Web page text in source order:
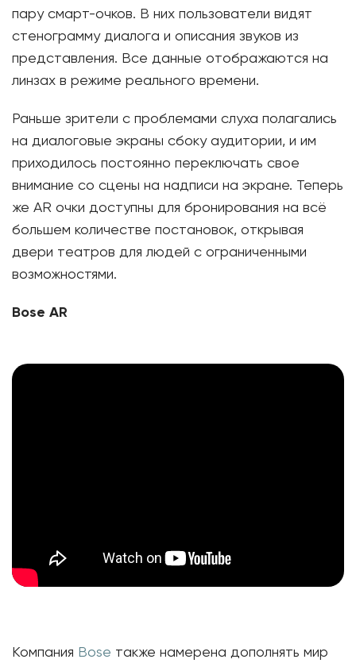
пару смарт-очков. В них пользователи видят
стенограмму диалога и описания звуков из
представления. Все данные отображаются на
линзах в режиме реального времени.
Раньше зрители с проблемами слуха полагались
на диалоговые экраны сбоку аудитории, и им
приходилось постоянно переключать свое
внимание со сцены на надписи на экране. Теперь
же AR очки доступны для бронирования на всё
большем количестве постановок, открывая
двери театров для людей с ограниченными
возможностями.
Bose AR
Компания Bose также намерена дополнять мир